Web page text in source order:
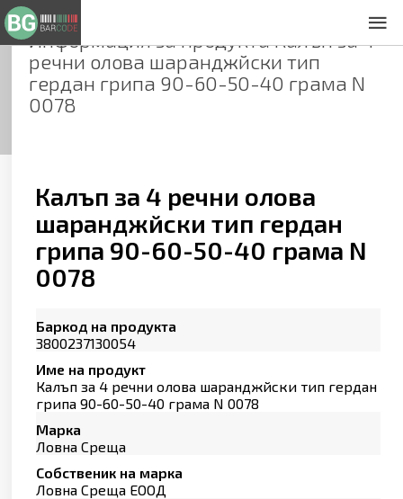
Информация за продуктаКалъп за 4
речни олова шаранджйски тип
гердан грипа 90-60-50-40 грама N
0078
Калъп за 4 речни олова
шаранджйски тип гердан
грипа 90-60-50-40 грама N
0078
Баркод на продукта
3800237130054
Име на продукт
Калъп за 4 речни олова шаранджйски тип гердан
грипа 90-60-50-40 грама N 0078
Марка
Ловна Среща
Собственик на марка
Ловна Среща ЕООД
Общи условия
Декларация за проверителност